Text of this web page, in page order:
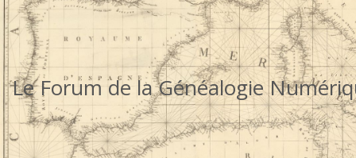
Le Forum de la Généalogie